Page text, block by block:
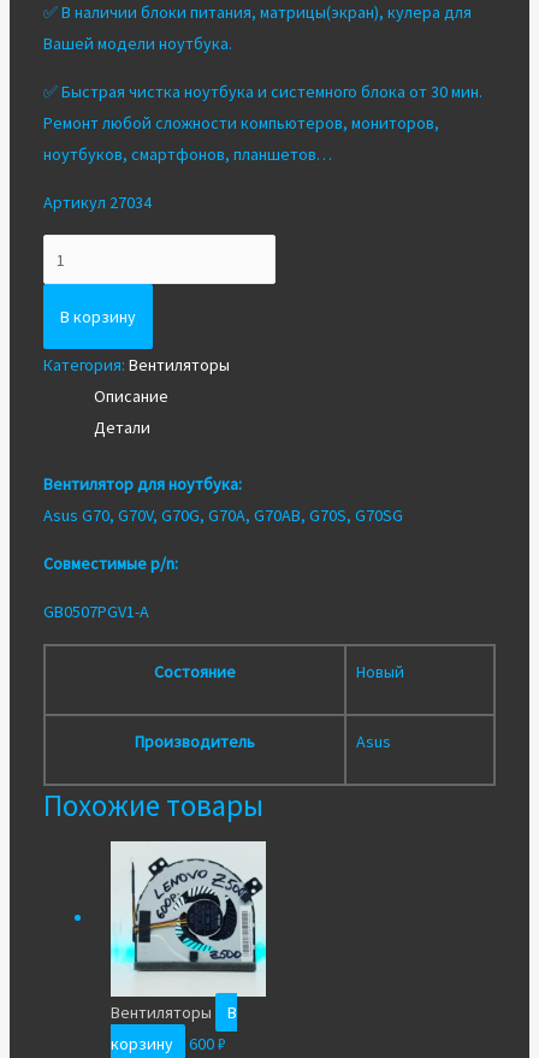
✅ В наличии блоки питания, матрицы(экран), кулера для
Вашей модели ноутбука.
✅ Быстрая чистка ноутбука и системного блока от 30 мин.
Ремонт любой сложности компьютеров, мониторов,
ноутбуков, смартфонов, планшетов…
Артикул 27034
Вентилятор/
Кулер
для
ноутбука
В корзину
Категория: Вентиляторы
Описание
Детали
Вентилятор для ноутбука:
Asus G70, G70V, G70G, G70A, G70AB, G70S, G70SG
Совместимые p/n:
GB0507PGV1-A
Состояние Новый
Производитель Asus
Похожие товары
Вентиляторы
В
корзину
600₽